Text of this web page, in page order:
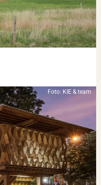
Foto: KIE & team